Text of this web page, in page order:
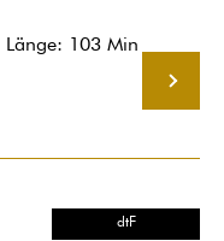
Länge: 103 Min
dtF